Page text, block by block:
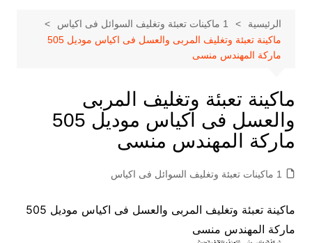
الرئيسية
1 ماكينات تعبئة وتغليف السوائل فى اكياس
ماكينة تعبئة وتغليف المربى والعسل فى اكياس موديل 505
ماركة المهندس منسى
ماكينة تعبئة وتغليف المربى
والعسل فى اكياس موديل 505
ماركة المهندس منسى
1 ماكينات تعبئة وتغليف السوائل فى اكياس
ماكينة تعبئة وتغليف المربى والعسل فى اكياس موديل 505
ماركة المهندس منسى